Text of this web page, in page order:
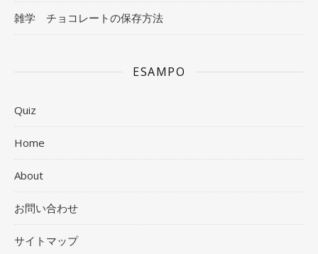
雑学 チョコレートの保存方法
ESAMPO
Quiz
Home
About
お問い合わせ
サイトマップ